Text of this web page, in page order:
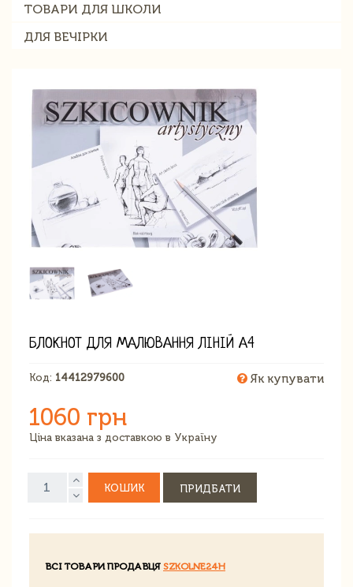
ТОВАРИ ДЛЯ ШКОЛИ
ДЛЯ ВЕЧІРКИ
БЛОКНОТ ДЛЯ МАЛЮВАННЯ ЛІНІЙ А4
Код: 14412979600 Як купувати
1060 грн
Ціна вказана з доставкою в Україну
КОШИК ПРИДБАТИ
ВСІ ТОВАРИ ПРОДАВЦЯ SZKOLNE24H